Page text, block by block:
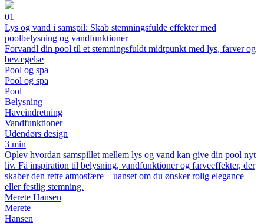
01
Lys og vand i samspil: Skab stemningsfulde effekter med
poolbelysning og vandfunktioner
Forvandl din pool til et stemningsfuldt midtpunkt med lys, farver og
bevægelse
Pool og spa
Pool og spa
Pool
Belysning
Haveindretning
Vandfunktioner
Udendørs design
3 min
Oplev hvordan samspillet mellem lys og vand kan give din pool nyt
liv. Få inspiration til belysning, vandfunktioner og farveeffekter, der
skaber den rette atmosfære – uanset om du ønsker rolig elegance
eller festlig stemning.
Merete Hansen
Merete
Hansen